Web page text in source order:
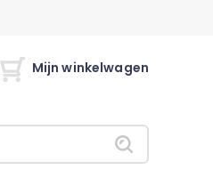
Mijn winkelwagen